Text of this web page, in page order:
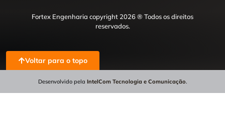
Fortex Engenharia copyright 2026 ® Todos os direitos
reservados.
Voltar para o topo
Desenvolvido pela IntelCom Tecnologia e Comunicação.